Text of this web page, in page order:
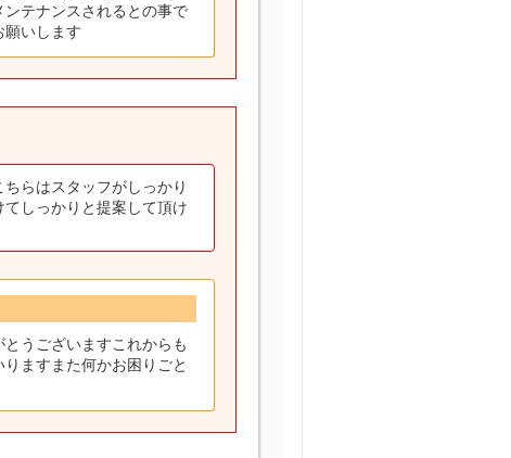
テナンスされるとの事で
願いします
らはスタッフがしっかり
しっかりと提案して頂け
うございますこれからも
ますまた何かお困りごと